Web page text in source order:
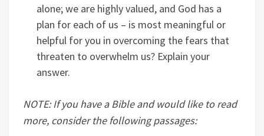
alone; we are highly valued, and God has a
plan for each of us – is most meaningful or
helpful for you in overcoming the fears that
threaten to overwhelm us? Explain your
answer.
NOTE: If you have a Bible and would like to read
more, consider the following passages: